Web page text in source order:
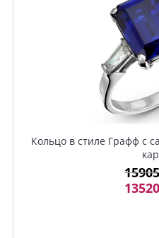
Кольцо в стиле Графф с